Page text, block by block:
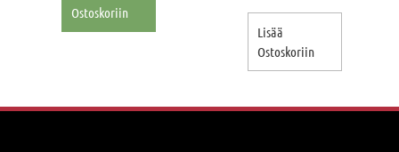
Ostoskoriin
Lisää
Ostoskoriin